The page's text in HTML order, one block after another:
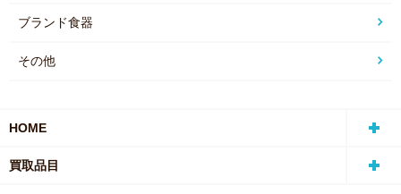
ブランド食器
その他
HOME
買取品目